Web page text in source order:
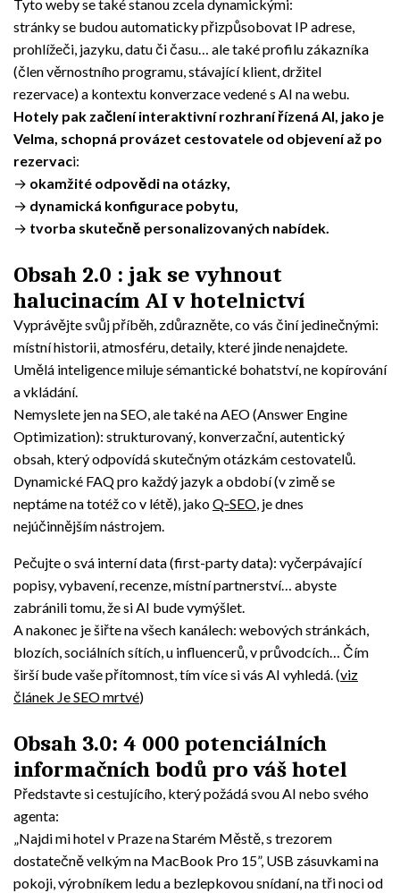
Tyto weby se také stanou zcela dynamickými:
stránky se budou automaticky přizpůsobovat IP adrese,
prohlížeči, jazyku, datu či času… ale také profilu zákazníka
(člen věrnostního programu, stávající klient, držitel
rezervace) a kontextu konverzace vedené s AI na webu.
Hotely pak začlení interaktivní rozhraní řízená AI, jako je
Velma, schopná provázet cestovatele od objevení až po
rezervaci:
→ okamžité odpovědi na otázky,
→ dynamická konfigurace pobytu,
→ tvorba skutečně personalizovaných nabídek.
Obsah 2.0 : jak se vyhnout
halucinacím AI v hotelnictví
Vyprávějte svůj příběh, zdůrazněte, co vás činí jedinečnými:
místní historii, atmosféru, detaily, které jinde nenajdete.
Umělá inteligence miluje sémantické bohatství, ne kopírování
a vkládání.
Nemyslete jen na SEO, ale také na AEO (Answer Engine
Optimization): strukturovaný, konverzační, autentický
obsah, který odpovídá skutečným otázkám cestovatelů.
Dynamické FAQ pro každý jazyk a období (v zimě se
neptáme na totéž co v létě), jakoQ‑SEO, je dnes
nejúčinnějším nástrojem.
Pečujte o svá interní data (first-party data): vyčerpávající
popisy, vybavení, recenze, místní partnerství… abyste
zabránili tomu, že si AI bude vymýšlet.
A nakonec je šiřte na všech kanálech: webových stránkách,
blozích, sociálních sítích, u influencerů, v průvodcích… Čím
širší bude vaše přítomnost, tím více si vás AI vyhledá. (viz
článek Je SEO mrtvé)
Obsah 3.0: 4 000 potenciálních
informačních bodů pro váš hotel
Představte si cestujícího, který požádá svou AI nebo svého
agenta:
„Najdi mi hotel v Praze na Starém Městě, s trezorem
dostatečně velkým na MacBook Pro 15”, USB zásuvkami na
pokoji, výrobníkem ledu a bezlepkovou snídaní, na tři noci od